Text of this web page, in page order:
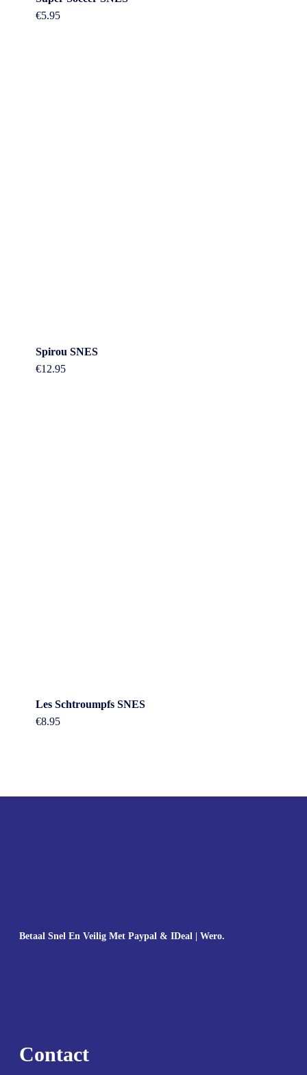
€5.95
Spirou SNES
€12.95
Les Schtroumpfs SNES
€8.95
Betaal Snel En Veilig Met Paypal & IDeal | Wero.
Contact